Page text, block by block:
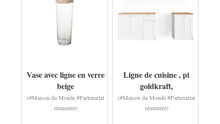
Vase avec ligne en verre
beige
(#Maison du Monde #Partenariat
rémunéré)
Ligne de cuisine , pt
goldkraft,
(#Maison du Monde #Partenariat
rémunéré)